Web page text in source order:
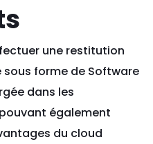
une restitution
forme de Software
dans les
également
du cloud